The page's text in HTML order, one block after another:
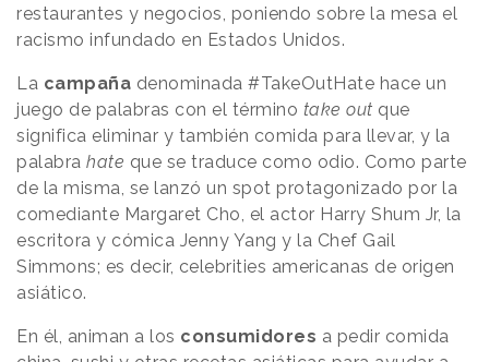
restaurantes y negocios, poniendo sobre la mesa el
racismo infundado en Estados Unidos.
La campaña denominada #TakeOutHate hace un
juego de palabras con el término take out que
significa eliminar y también comida para llevar, y la
palabra hate que se traduce como odio. Como parte
de la misma, se lanzó un spot protagonizado por la
comediante Margaret Cho, el actor Harry Shum Jr, la
escritora y cómica Jenny Yang y la Chef Gail
Simmons; es decir, celebrities americanas de origen
asiático.
En él, animan a los consumidores a pedir comida